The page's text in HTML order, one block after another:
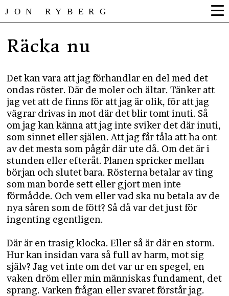
JON RYBERG
Räcka nu
Det kan vara att jag förhandlar en del med det
ondas röster. Där de moler och ältar. Tänker att
jag vet att de finns för att jag är olik, för att jag
vägrar drivas in mot där det blir tomt inuti. Så
om jag kan känna att jag inte sviker det där inuti,
som sinnet eller själen. Att jag får tåla att ha ont
av det mesta som pågår där ute då. Om det är i
stunden eller efteråt. Planen spricker mellan
början och slutet bara. Rösterna betalar av ting
som man borde sett eller gjort men inte
förmådde. Och vem eller vad ska nu betala av de
nya såren som de fött? Så då var det just för
ingenting egentligen.
Där är en trasig klocka. Eller så är där en storm.
Hur kan insidan vara så full av harm, mot sig
själv? Jag vet inte om det var ur en spegel, en
vaken dröm eller min människas fundament, det
sprang. Varken frågan eller svaret förstår jag.